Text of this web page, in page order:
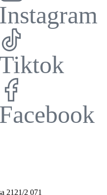
Instagram
Tiktok
Facebook
2121/2 071